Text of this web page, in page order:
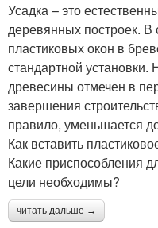
Усадка – это
деревянных построек. В
пластиковых окон в
стандартной
древесины отмечен в
завершения
правило, уменьшается
Как вставить
Какие приспособления
цели необходимы?
читать дальше →